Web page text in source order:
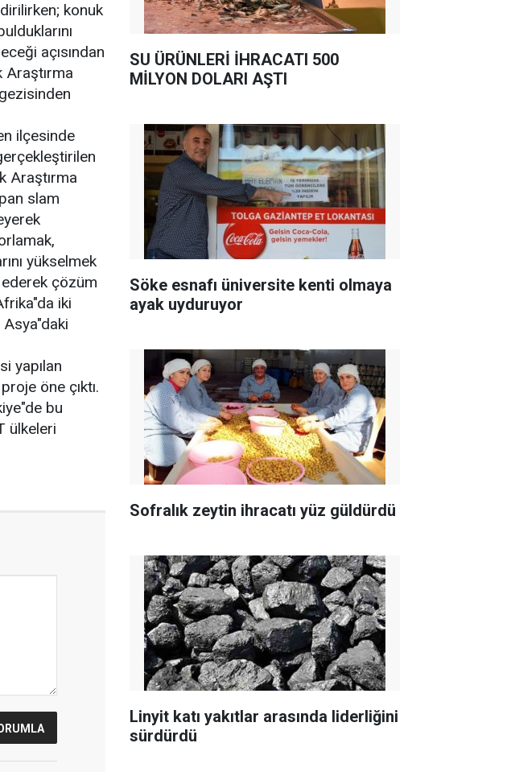
konuk
açısından
Araştırma
ilçesinde
Araştırma
slam
yükselmek
çözüm
iki
Asya"daki
yapılan
öne çıktı.
bu
ülkeleri
SU ÜRÜNLERİ İHRACATI 500
MİLYON DOLARI AŞTI
Söke esnafı üniversite kenti olmaya
ayak uyduruyor
Sofralık zeytin ihracatı yüz güldürdü
Linyit katı yakıtlar arasında liderliğini
sürdürdü